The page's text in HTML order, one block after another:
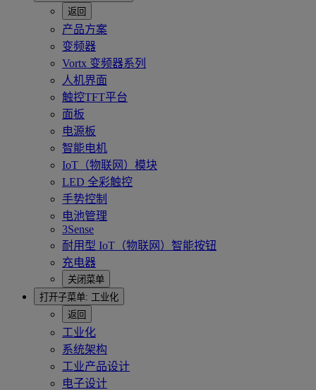
返回
产品方案
变频器
Vortx 变频器系列
人机界面
触控TFT平台
面板
电源板
智能电机
IoT（物联网）模块
LED 全彩触控
手势控制
电池管理
3Sense
耐用型 IoT（物联网）智能按钮
充电器
关闭菜单
打开子菜单: 工业化
返回
工业化
系统架构
工业产品设计
电子设计